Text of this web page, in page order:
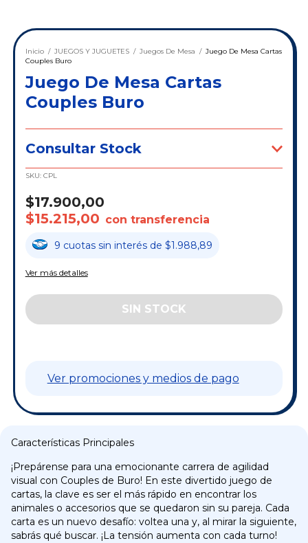
Inicio / JUEGOS Y JUGUETES / Juegos De Mesa / Juego De Mesa Cartas
Couples Buro
Juego De Mesa Cartas
Couples Buro
Consultar Stock
SKU: CPL
$17.900,00
$15.215,00 con transferencia
9 cuotas sin interés de $1.988,89
Ver más detalles
Ver promociones y medios de pago
Características Principales
¡Prepárense para una emocionante carrera de agilidad
visual con Couples de Buro! En este divertido juego de
cartas, la clave es ser el más rápido en encontrar los
animales o accesorios que se quedaron sin su pareja. Cada
carta es un nuevo desafío: voltea una y, al mirar la siguiente,
sabrás qué buscar. ¡La tensión aumenta con cada turno!